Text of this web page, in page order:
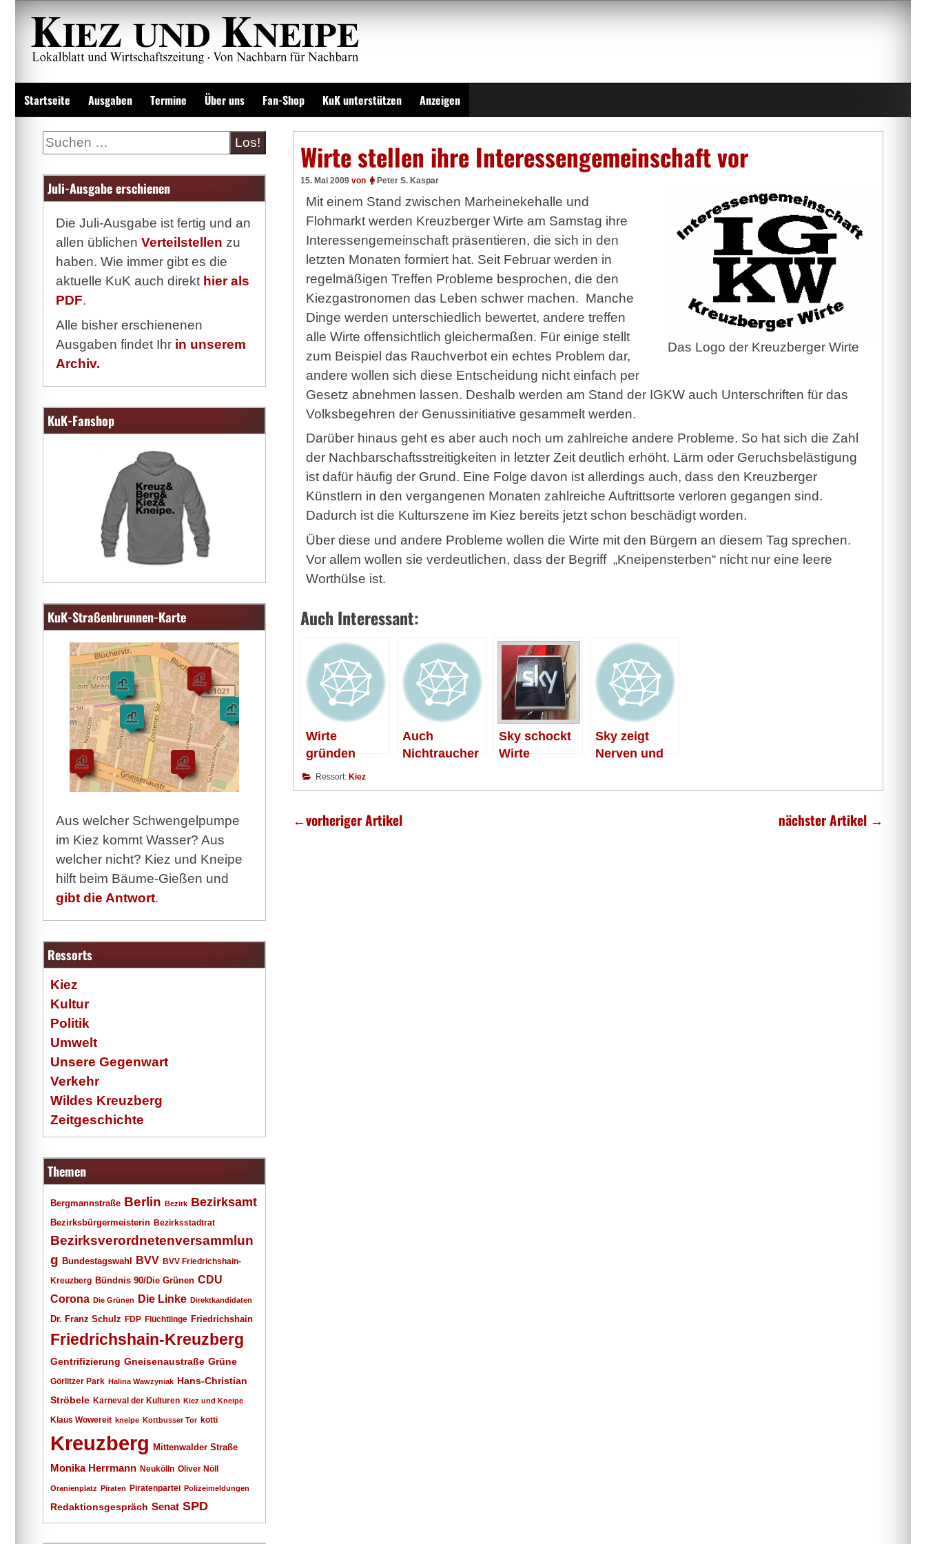
Zum
Inhalt
springen
Startseite Ausgaben Termine Über uns Fan-Shop KuK unterstützen Anzeigen
Wirte stellen ihre Interessengemeinschaft vor
15. Mai 2009 von Peter S. Kaspar
Das Logo der Kreuzberger Wirte
Mit einem Stand zwischen Marheinekehalle und
Flohmarkt werden Kreuzberger Wirte am Samstag ihre
Interessengemeinschaft präsentieren, die sich in den
letzten Monaten formiert hat. Seit Februar werden in
regelmäßigen Treffen Probleme besprochen, die den
Kiezgastronomen das Leben schwer machen. Manche
Dinge werden unterschiedlich bewertet, andere treffen
alle Wirte offensichtlich gleichermaßen. Für einige stellt
zum Beispiel das Rauchverbot ein echtes Problem dar,
andere wollen sich diese Entscheidung nicht einfach per
Gesetz abnehmen lassen. Deshalb werden am Stand der IGKW auch Unterschriften für das
Volksbegehren der Genussinitiative gesammelt werden.
Darüber hinaus geht es aber auch noch um zahlreiche andere Probleme. So hat sich die Zahl
der Nachbarschaftsstreitigkeiten in letzter Zeit deutlich erhöht. Lärm oder Geruchsbelästigung
ist dafür häufig der Grund. Eine Folge davon ist allerdings auch, dass den Kreuzberger
Künstlern in den vergangenen Monaten zahlreiche Auftrittsorte verloren gegangen sind.
Dadurch ist die Kulturszene im Kiez bereits jetzt schon beschädigt worden.
Über diese und andere Probleme wollen die Wirte mit den Bürgern an diesem Tag sprechen.
Vor allem wollen sie verdeutlichen, dass der Begriff „Kneipensterben“ nicht nur eine leere
Worthülse ist.
Auch Interessant:
Wirte
gründen
Interessenge
meinschaft
Auch
Nichtraucher
Entscheidung
Sky schockt
Wirte
Sky zeigt
Nerven und
Zähne
Ressort: Kiez
←vorheriger Artikel nächster Artikel →
Suche
Juli-Ausgabe erschienen
Die Juli-Ausgabe ist fertig und an
allen üblichen Verteilstellen zu
haben. Wie immer gibt es die
aktuelle KuK auch direkt hier als
PDF.
Alle bisher erschienenen
Ausgaben findet Ihr in unserem
Archiv.
KuK-Fanshop
KuK-Straßenbrunnen-Karte
Aus welcher Schwengelpumpe
im Kiez kommt Wasser? Aus
welcher nicht? Kiez und Kneipe
hilft beim Bäume-Gießen und
gibt die Antwort.
Ressorts
Kiez
Kultur
Politik
Umwelt
Unsere Gegenwart
Verkehr
Wildes Kreuzberg
Zeitgeschichte
Themen
Bergmannstraße Berlin Bezirk Bezirksamt
Bezirksbürgermeisterin Bezirksstadtrat
Bezirksverordnetenversammlun
g Bundestagswahl BVV BVV Friedrichshain-
Kreuzberg Bündnis 90/Die Grünen CDU
Corona Die Grünen Die Linke Direktkandidaten
Dr. Franz Schulz FDP Flüchtlinge Friedrichshain
Friedrichshain-Kreuzberg
Gentrifizierung Gneisenaustraße Grüne
Görlitzer Park Halina Wawzyniak Hans-Christian
Ströbele Karneval der Kulturen Kiez und Kneipe
Klaus Wowereit kneipe Kottbusser Tor kotti
Kreuzberg Mittenwalder Straße
Monika Herrmann Neukölln Oliver Nöll
Oranienplatz Piraten Piratenpartei Polizeimeldungen
Redaktionsgespräch Senat SPD